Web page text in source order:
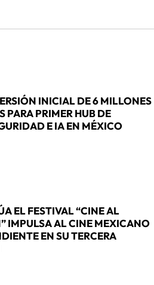
INICIAL DE 6 MILLONES
PARA PRIMER HUB DE
E IA EN MÉXICO
EL FESTIVAL “CINE AL
IMPULSA AL CINE MEXICANO
EN SU TERCERA